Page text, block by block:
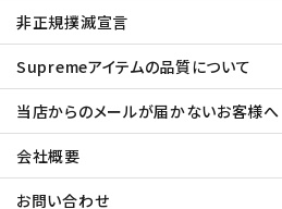
非正規撲滅宣言
Supremeアイテムの品質について
当店からのメールが届かないお客様へ
会社概要
お問い合わせ